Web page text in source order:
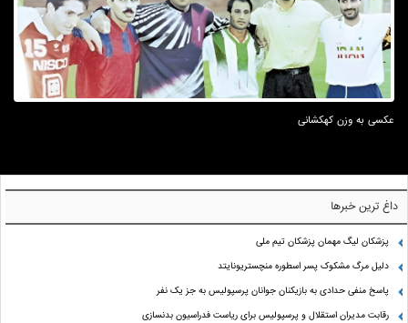
عکسی به وزن کهکشانی
داغ ترین خبرها
پزشکان لیگ مهمان پزشکان تیم ملی
دلیل مرگ مشکوک پسر اسطوره منچستریونایتد
پاسخ منفی حدادی به بازیکنان جوانان پرسپولیس به جز یک نفر
رقابت مدیران استقلال و پرسپولیس برای ریاست فدراسیون بدنسازی